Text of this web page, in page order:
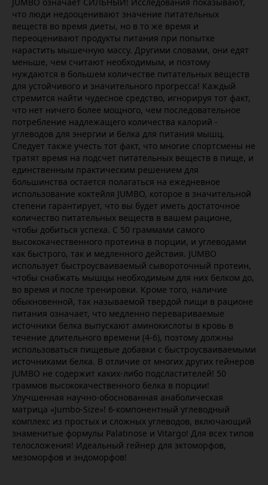
что люди недооценивают значение питательных
веществ во время диеты, но в то же время и
переоценивают продукты питания при попытке
нарастить мышечную массу. Другими словами, они едят
меньше, чем считают необходимым, и поэтому
нуждаются в большем количестве питательных веществ
для устойчивого и значительного прогресса! Каждый
стремится найти чудесное средство, игнорируя тот факт,
что нет ничего более мощного, чем последовательное
потребление надлежащего количества калорий -
углеводов для энергии и белка для питания мышц.
Следует также учесть тот факт, что многие спортсмены не
тратят время на подсчет питательных веществ в пище, и
единственным практическим решением для
большинства остается полагаться на ежедневное
использование коктейля JUMBO, которое в значительной
степени гарантирует, что вы будет иметь достаточное
количество питательных веществ в вашем рационе,
чтобы добиться успеха. С 50 граммами самого
высококачественного протеина в порции, и углеводами
как быстрого, так и медленного действия. JUMBO
использует быстроусваиваемый сывороточный протеин,
чтобы снабжать мышцы необходимым для них белком до,
во время и после тренировки. Кроме того, наличие
обыкновенной, так называемой твердой пищи в рационе
питания означает, что медленно перевариваемые
источники белка выпускают аминокислоты в кровь в
течение длительного времени (4-6), поэтому должны
использоваться пищевые добавки с быстроусваиваемыми
источниками белка. В отличие от многих других гейнеров
JUMBO не содержит каких-либо подсластителей! 50
граммов высококачественного белка в порции!
Улучшенная научно-обоснованная анаболическая
матрица «Jumbo-Size»! 6-компонентный углеводный
комплекс из простых и сложных углеводов, включающий
знаменитые формулы Palatinose и Vitargo! Для всех типов
телосложения! Идеальный гейнер для эктоморфов,
мезоморфов и эндоморфов!